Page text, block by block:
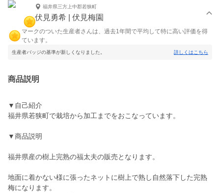
福井県三方上中郡若狭町
伏見勇希 | 伏見梅園
マークのついた生産者さんは、過去1年間で平均して特に高い評価を得
ています。
生産者バッジの基準が新しくなりました。 詳しくはこちら
商品説明
▼自己紹介
福井県若狭町で栽培から加工までをおこなっています。
▼商品説明
福井県産の樹上完熟の福太夫の販売となります。
地面に着かない様に張ったネットに樹上で熟し自然落下した完熟
梅になります。